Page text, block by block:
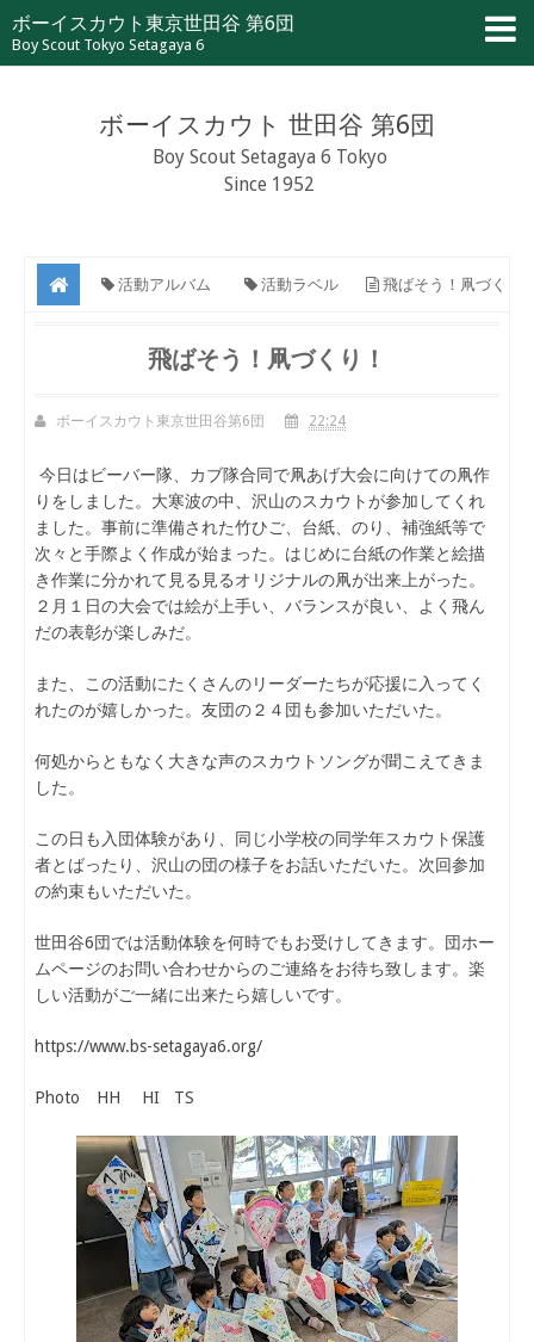
ボーイスカウト東京世田谷 第6団
Boy Scout Tokyo Setagaya 6
ボーイスカウト 世田谷 第6団
Boy Scout Setagaya 6 Tokyo
Since 1952
活動アルバム 活動ラベル 飛ばそう！凧づく
飛ばそう！凧づくり！
ボーイスカウト東京世田谷第6団 22:24
今日はビーバー隊、カブ隊合同で凧あげ大会に向けての凧作
りをしました。大寒波の中、沢山のスカウトが参加してくれ
ました。事前に準備された竹ひご、台紙、のり、補強紙等で
次々と手際よく作成が始まった。はじめに台紙の作業と絵描
き作業に分かれて見る見るオリジナルの凧が出来上がった。
２月１日の大会では絵が上手い、バランスが良い、よく飛ん
だの表彰が楽しみだ。
また、この活動にたくさんのリーダーたちが応援に入ってく
れたのが嬉しかった。友団の２４団も参加いただいた。
何処からともなく大きな声のスカウトソングが聞こえてきま
した。
この日も入団体験があり、同じ小学校の同学年スカウト保護
者とばったり、沢山の団の様子をお話いただいた。次回参加
の約束もいただいた。
世田谷6団では活動体験を何時でもお受けしてきます。団ホー
ムページのお問い合わせからのご連絡をお待ち致します。楽
しい活動がご一緒に出来たら嬉しいです。
https://www.bs-setagaya6.org/
Photo HH HI TS